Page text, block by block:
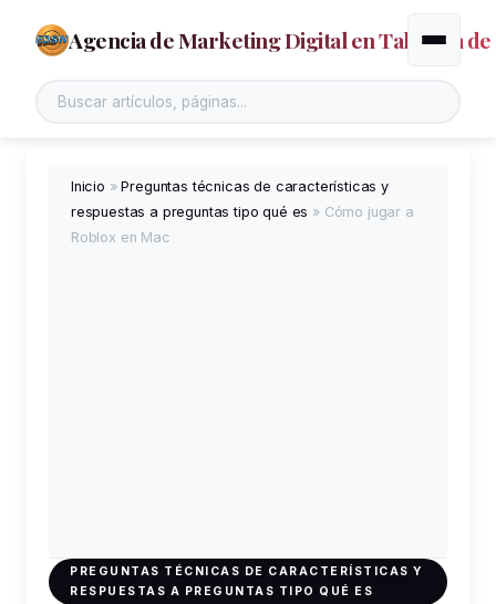
Agencia de Marketing Digital en Talavera de
Buscar en el sitio
Alternar
Inicio »Preguntas técnicas de características y
respuestas a preguntas tipo qué es » Cómo jugar a
Roblox en Mac
PREGUNTAS TÉCNICAS DE CARACTERÍSTICAS Y
RESPUESTAS A PREGUNTAS TIPO QUÉ ES